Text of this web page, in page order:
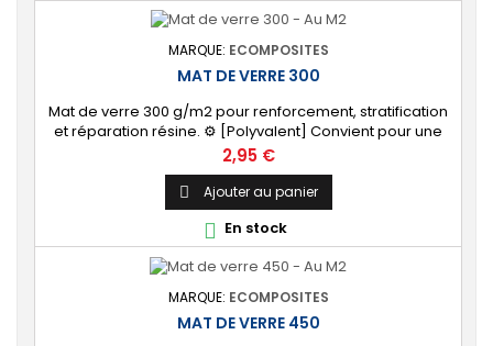
MARQUE: ECOMPOSITES
MAT DE VERRE 300
Mat de verre 300 g/m2 pour renforcement, stratification
et réparation résine. ⚙️ [Polyvalent] Convient pour une
large gamme d'applications : nautisme, automobile,
piscine, etc.
Prix
2,95 €
 Ajouter au panier
 En stock
MARQUE: ECOMPOSITES
MAT DE VERRE 450